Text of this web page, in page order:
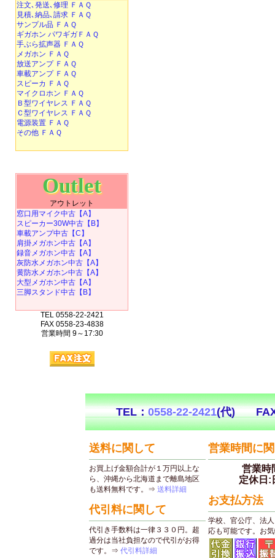
注文､発送､修理 ＦＡＱ
見積､納品､請求 ＦＡＱ
サンプル品 ＦＡＱ
ギガホン パワギガＦＡＱ
手ぶら拡声器 ＦＡＱ
メガホン ＦＡＱ
放送アンプ ＦＡＱ
車載アンプ ＦＡＱ
スピーカ ＦＡＱ
マイクロホン ＦＡＱ
Ｂ型ワイヤレス ＦＡＱ
Ｃ型ワイヤレス ＦＡＱ
電源装置 ＦＡＱ
その他 ＦＡＱ
Outlet
アウトレット
窓口用マイク中古【A】
スピーカー30W中古【B】
車載アンプ中古【C】
肩掛メガホン中古【A】
録音メガホン中古【A】
灰防水メガホン中古【A】
黄防水メガホン中古【A】
大型メガホン中古【A】
三脚スタンド中古【B】
TEL 0558-22-2421
FAX 0558-23-4838
営業時間 9～17:30